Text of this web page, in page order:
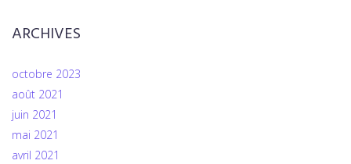
ARCHIVES
octobre 2023
août 2021
juin 2021
mai 2021
avril 2021